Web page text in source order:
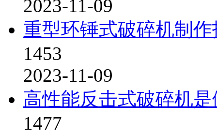
2023-11-09
重型环锤式破碎机制
1453
2023-11-09
高性能反击式破碎机
1477